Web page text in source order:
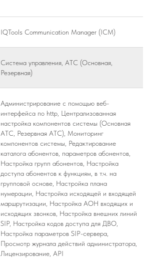
IQTools Communication Manager (ICM)
Система управления, АТС (Основная,
Резервная)
Администрирование с помощью веб-
интерфейса по http, Централизованная
настройка компонентов системы (Основная
АТС, Резервная АТС), Мониторинг
компонентов системы, Редактирование
каталога абонентов, параметров абонентов,
Настройка групп абонентов, Настройка
доступа абонентов к функциям, в т.ч. на
групповой основе, Настройка плана
нумерации, Настройка исходящей и входящей
маршрутизации, Настройка АОН входящих и
исходящих звонков, Настройка внешних линий
SIP, Настройка кодов доступа для ДВО,
Настройка параметров SIP-сервера,
Просмотр журнала действий администратора,
Лицензирование, API